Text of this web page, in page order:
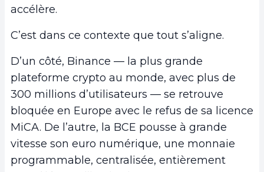
accélère.
C’est dans ce contexte que tout s’aligne.
D’un côté, Binance — la plus grande
plateforme crypto au monde, avec plus de
300 millions d’utilisateurs — se retrouve
bloquée en Europe avec le refus de sa licence
MiCA. De l’autre, la BCE pousse à grande
vitesse son euro numérique, une monnaie
programmable, centralisée, entièrement